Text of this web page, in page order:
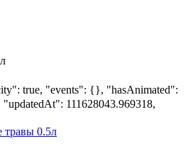
true, "events": {}, "hasAnimated":
111628043.969318,
травы 0.5л